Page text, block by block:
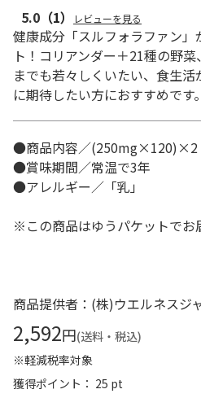
5.0 （1） レビューを見る
健康成分「スルフォラファン
ト！コリアンダー＋21種の野
までも若々しくいたい、食生
に期待したい方におすすめです。
●商品内容／(250mg×120)×2
●賞味期間／常温で3年
●アレルギー／「乳」
※この商品はゆうパケットでお
商品提供者：(株)ウエルネスジ
2,592円(送料・税込)
※軽減税率対象
獲得ポイント： 25 pt